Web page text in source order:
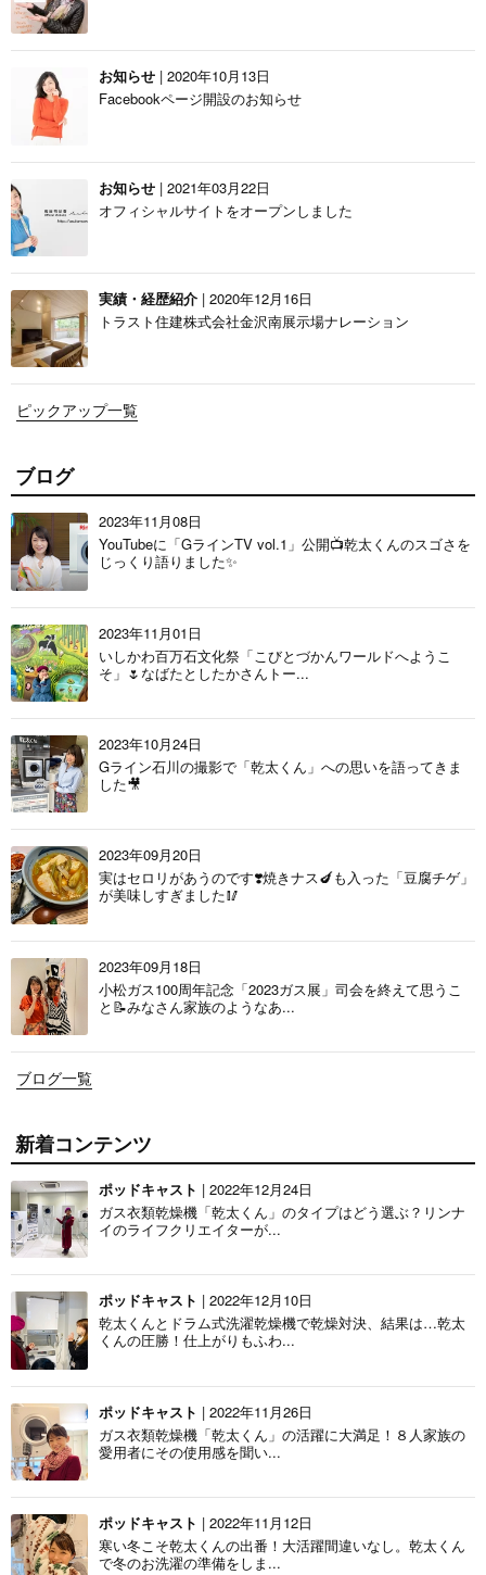
お知らせ | 2020年10月13日
Facebookページ開設のお知らせ
お知らせ | 2021年03月22日
オフィシャルサイトをオープンしました
実績・経歴紹介 | 2020年12月16日
トラスト住建株式会社金沢南展示場ナレーション
ピックアップ一覧
ブログ
2023年11月08日
YouTubeに「GラインTV vol.1」公開📺乾太くんのスゴさを
じっくり語りました✨
2023年11月01日
いしかわ百万石文化祭「こびとづかんワールドへようこ
そ」🌷なばたとしたかさんトー...
2023年10月24日
Gライン石川の撮影で「乾太くん」への思いを語ってきま
した🎥
2023年09月20日
実はセロリがあうのです❣️焼きナス🍆も入った「豆腐チゲ」
が美味しすぎました🥢
2023年09月18日
小松ガス100周年記念「2023ガス展」司会を終えて思うこ
と📝みなさん家族のようなあ...
ブログ一覧
新着コンテンツ
ポッドキャスト | 2022年12月24日
ガス衣類乾燥機「乾太くん」のタイプはどう選ぶ？リンナ
イのライフクリエイターが...
ポッドキャスト | 2022年12月10日
乾太くんとドラム式洗濯乾燥機で乾燥対決、結果は…乾太
くんの圧勝！仕上がりもふわ...
ポッドキャスト | 2022年11月26日
ガス衣類乾燥機「乾太くん」の活躍に大満足！８人家族の
愛用者にその使用感を聞い...
ポッドキャスト | 2022年11月12日
寒い冬こそ乾太くんの出番！大活躍間違いなし。乾太くん
で冬のお洗濯の準備をしま...